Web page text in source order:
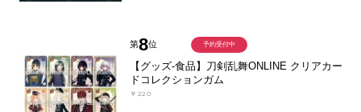
第8位
【グッズ-食品】刀剣乱舞ONLINE クリアカー
ドコレクションガム
￥220
予約受付中